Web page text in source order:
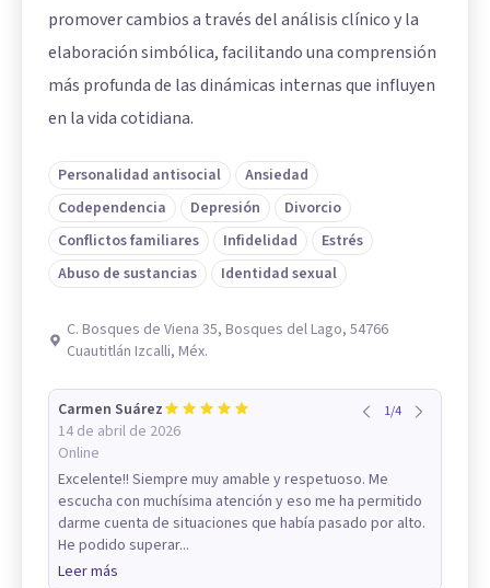
promover cambios a través del análisis clínico y la
elaboración simbólica, facilitando una comprensión
más profunda de las dinámicas internas que influyen
en la vida cotidiana.
Personalidad antisocial
Ansiedad
Codependencia
Depresión
Divorcio
Conflictos familiares
Infidelidad
Estrés
Abuso de sustancias
Identidad sexual
C. Bosques de Viena 35, Bosques del Lago, 54766
Cuautitlán Izcalli, Méx.
Carmen Suárez
14 de abril de 2026
Online
1/4
Excelente!! Siempre muy amable y respetuoso. Me
escucha con muchísima atención y eso me ha permitido
darme cuenta de situaciones que había pasado por alto.
He podido superar...
Leer más